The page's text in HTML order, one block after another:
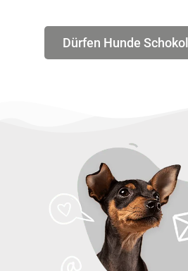
Dürfen Hunde